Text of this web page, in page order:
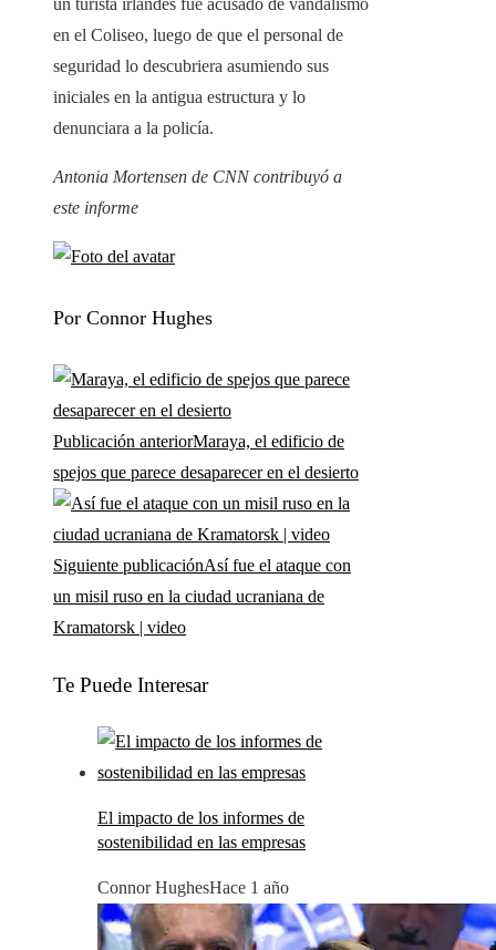
un turista irlandés fue acusado de vandalismo
en el Coliseo, luego de que el personal de
seguridad lo descubriera asumiendo sus
iniciales en la antigua estructura y lo
denunciara a la policía.
Antonia Mortensen de CNN contribuyó a
este informe
Por Connor Hughes
Publicación anteriorMaraya, el edificio de
spejos que parece desaparecer en el desierto
Siguiente publicaciónAsí fue el ataque con
un misil ruso en la ciudad ucraniana de
Kramatorsk | video
Te Puede Interesar
El impacto de los informes de
sostenibilidad en las empresas
Connor HughesHace 1 año